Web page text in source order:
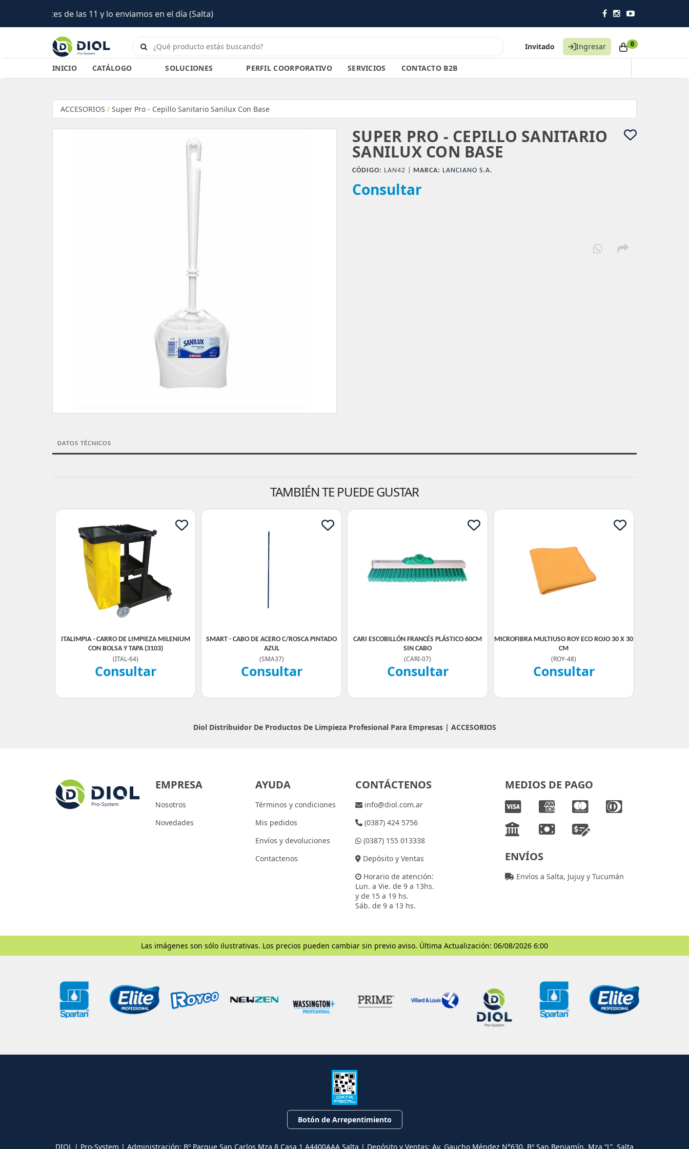
Invitado Ingresar 0
INICIO CATÁLOGO SOLUCIONES PERFIL COORPORATIVO SERVICIOS CONTACTO B2B
ACCESORIOS / Super Pro - Cepillo Sanitario Sanilux Con Base
SUPER PRO - CEPILLO SANITARIO
SANILUX CON BASE
CÓDIGO: LAN42 | MARCA: LANCIANO S.A.
Consultar
DATOS TÉCNICOS
TAMBIÉN TE PUEDE GUSTAR
ITALIMPIA - CARRO DE LIMPIEZA MILENIUM
CON BOLSA Y TAPA (3103)
(ITAL-64)
Consultar
SMART - CABO DE ACERO C/ROSCA PINTADO
AZUL
(SMA37)
Consultar
CARI ESCOBILLÓN FRANCÉS PLÁSTICO 60CM
SIN CABO
(CARI-07)
Consultar
MICROFIBRA MULTIUSO ROY ECO ROJO 30 X 30
CM
(ROY-48)
Consultar
Diol Distribuidor De Productos De Limpieza Profesional Para Empresas | ACCESORIOS
EMPRESA
Nosotros
Novedades
AYUDA
Términos y condiciones
Mis pedidos
Envíos y devoluciones
Contactenos
CONTÁCTENOS
info@diol.com.ar
(0387) 424 5756
(0387) 155 013338
Depósito y Ventas
Horario de atención:
Lun. a Vie. de 9 a 13hs.
y de 15 a 19 hs.
Sáb. de 9 a 13 hs.
MEDIOS DE PAGO
ENVÍOS
Envíos a Salta, Jujuy y Tucumán
Las imágenes son sólo ilustrativas. Los precios pueden cambiar sin previo aviso. Última Actualización: 06/08/2026 6:00
Botón de Arrepentimiento
DIOL | Pro-System | Administración: Bº Parque San Carlos Mza 8 Casa 1 A4400AAA Salta | Depósito y Ventas: Av. Gaucho Méndez N°630. Bº San Benjamín, Mza “L”, Salta